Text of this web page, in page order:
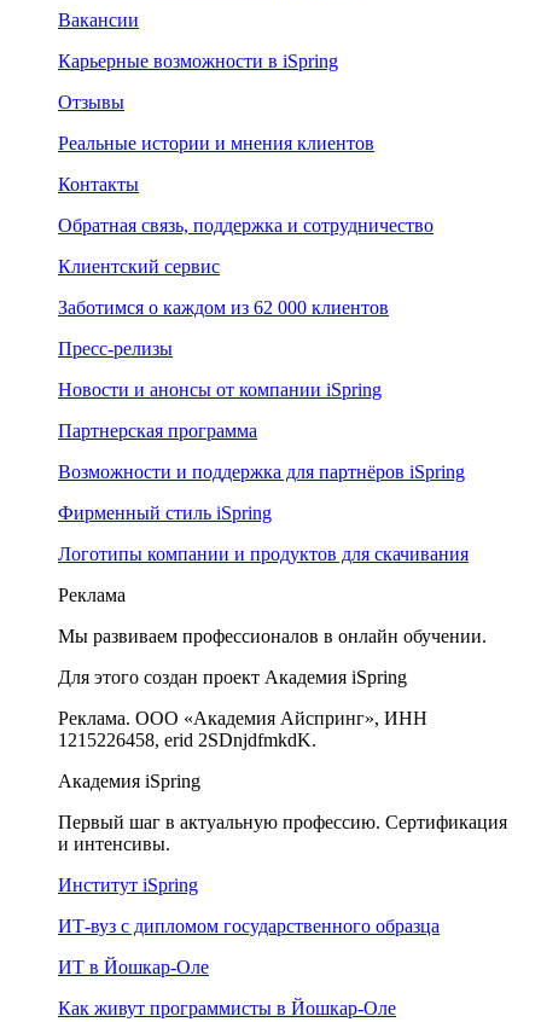
Вакансии
Карьерные возможности в iSpring
Отзывы
Реальные истории и мнения клиентов
Контакты
Обратная связь, поддержка и сотрудничество
Клиентский сервис
Заботимся о каждом из 62 000 клиентов
Пресс-релизы
Новости и анонсы от компании iSpring
Партнерская программа
Возможности и поддержка для партнёров iSpring
Фирменный стиль iSpring
Логотипы компании и продуктов для скачивания
Реклама
Мы развиваем профессионалов в онлайн обучении.
Для этого создан проект Академия iSpring
Реклама. ООО «Академия Айспринг», ИНН
1215226458, erid 2SDnjdfmkdK.
Академия iSpring
Первый шаг в актуальную профессию. Сертификация
и интенсивы.
Институт iSpring
ИТ-вуз с дипломом государственного образца
ИТ в Йошкар-Оле
Как живут программисты в Йошкар‑Оле